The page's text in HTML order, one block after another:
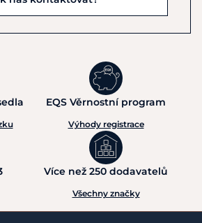
EQS Věrnostní program
Výhody registrace
Více než 250 dodavatelů
Všechny značky